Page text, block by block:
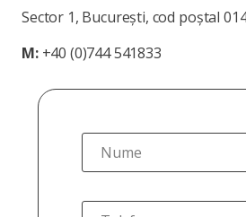
Sector 1, București, cod poștal
M:+40 (0)744 541833
Nume